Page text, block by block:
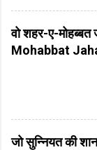
वो शहर-ए-
Mohabbat
जो सुन्नियत की